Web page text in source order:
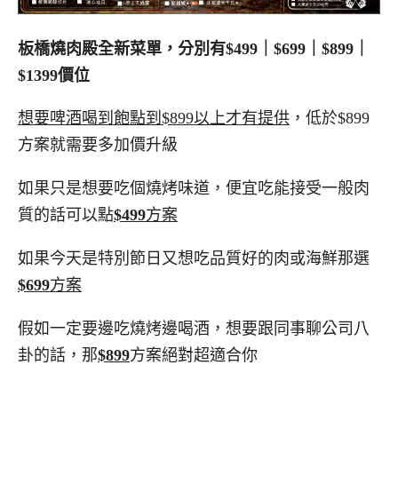
板橋燒肉殿全新菜單，分別有$499｜$699｜$899｜
$1399價位
想要啤酒喝到飽點到$899以上才有提供 ，低於$899
方案就需要多加價升級
如果只是想要吃個燒烤味道，便宜吃能接受一般肉
質的話可以點$499方案
如果今天是特別節日又想吃品質好的肉或海鮮那選
$699方案
假如一定要邊吃燒烤邊喝酒，想要跟同事聊公司八
卦的話，那$899方案絕對超適合你